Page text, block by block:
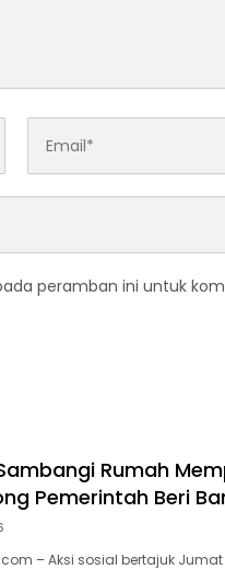
peramban ini untuk
Rumah
Pemerintah Beri
– Aksi sosial bertajuk Jumat